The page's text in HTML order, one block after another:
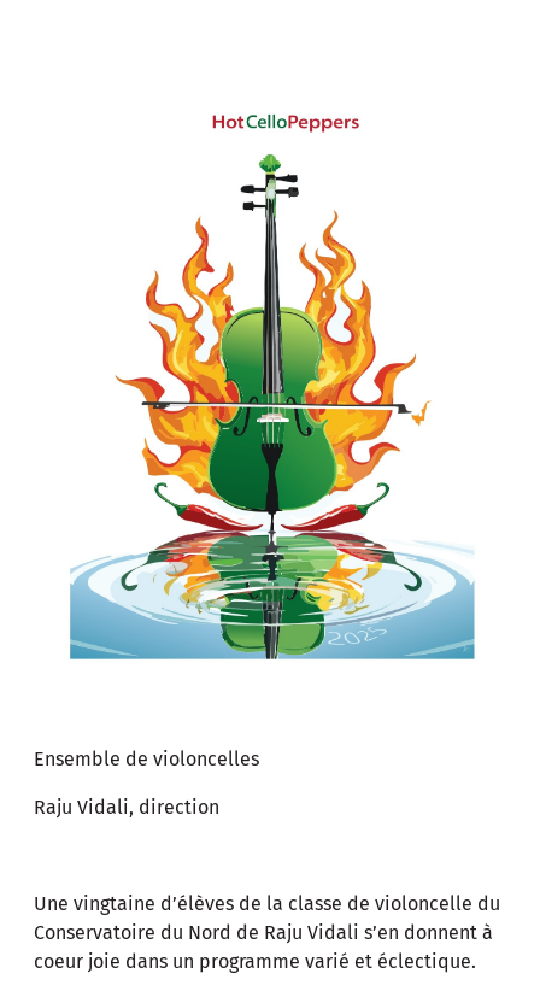
Ensemble de violoncelles
Raju Vidali, direction
Une vingtaine d’élèves de la classe de violoncelle du
Conservatoire du Nord de Raju Vidali s’en donnent à
coeur joie dans un programme varié et éclectique.